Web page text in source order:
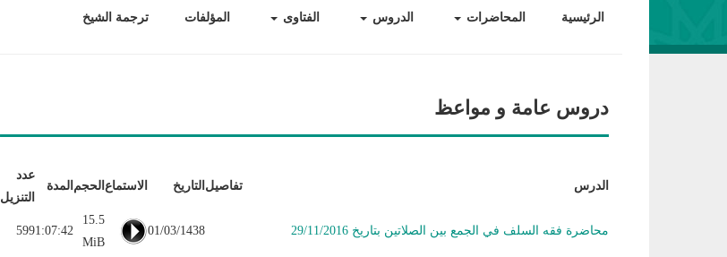
الرئيسية المحاضرات الدروس الفتاوى المؤلفات ترجمة الشيخ
دروس عامة و مواعظ
الدرس تفاصيل التاريخ الاستماع الحجم المدة
عدد
التنزيل
محاضرة فقه السلف في الجمع بين الصلاتين بتاريخ 29/11/2016 01/03/1438
15.5
MiB
1:07:42
599